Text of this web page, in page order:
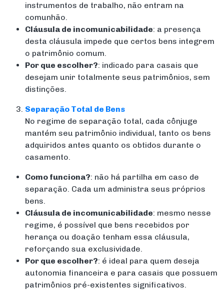
instrumentos de trabalho, não entram na
comunhão.
Cláusula de incomunicabilidade: a presença
desta cláusula impede que certos bens integrem
o patrimônio comum.
Por que escolher?: indicado para casais que
desejam unir totalmente seus patrimônios, sem
distinções.
Separação Total de Bens
No regime de separação total, cada cônjuge
mantém seu patrimônio individual, tanto os bens
adquiridos antes quanto os obtidos durante o
casamento.
Como funciona?: não há partilha em caso de
separação. Cada um administra seus próprios
bens.
Cláusula de incomunicabilidade: mesmo nesse
regime, é possível que bens recebidos por
herança ou doação tenham essa cláusula,
reforçando sua exclusividade.
Por que escolher?: é ideal para quem deseja
autonomia financeira e para casais que possuem
patrimônios pré-existentes significativos.